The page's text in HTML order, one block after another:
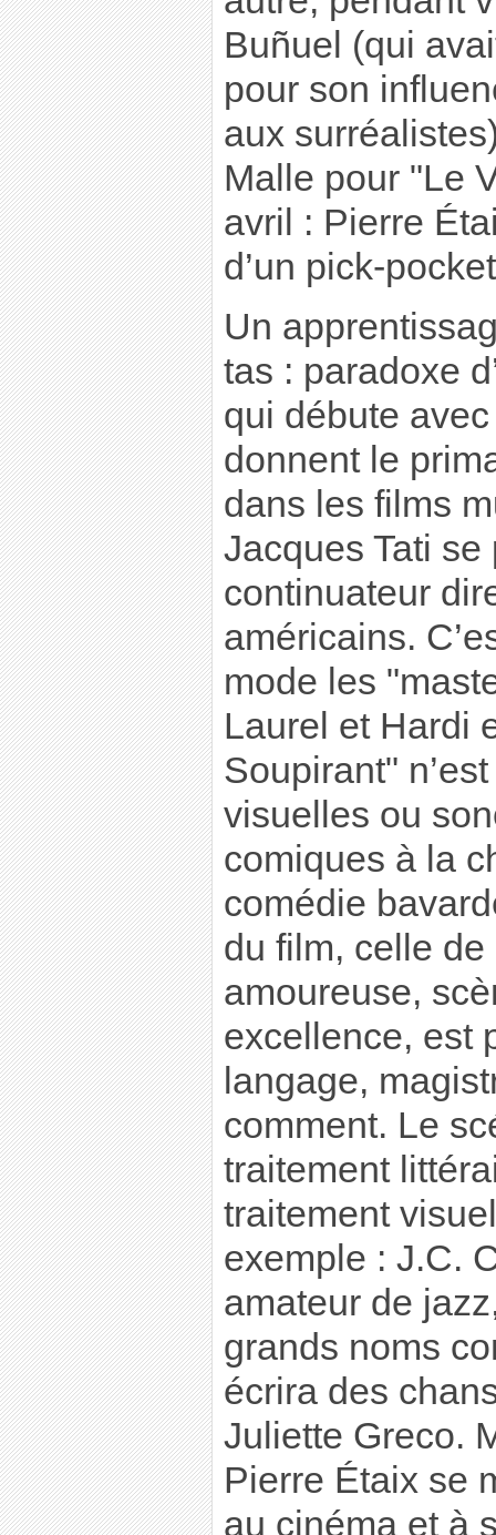
Buñuel (qui
pour son
aux
Malle pour "Le
avril : Pierre
d’un pick-
Un
tas : paradoxe
qui débute
donnent le
dans les films
Jacques Tati
continuateur
américains.
mode les
Laurel et Hardi
Soupirant"
visuelles ou
comiques à la
comédie
du film, celle
amoureuse,
excellence, est
langage,
comment. Le
traitement
traitement
exemple : J.C.
amateur de
grands noms
écrira des
Juliette Greco.
Pierre Étaix se
au cinéma et à